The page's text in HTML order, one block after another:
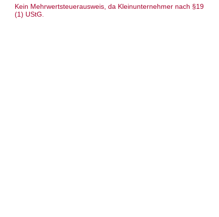
Kein Mehrwertsteuerausweis, da Kleinunternehmer nach §19
(1) UStG.